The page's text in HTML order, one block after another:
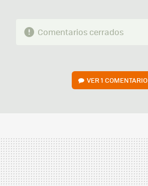
Comentarios cerrados
VER1 COMENTARIO